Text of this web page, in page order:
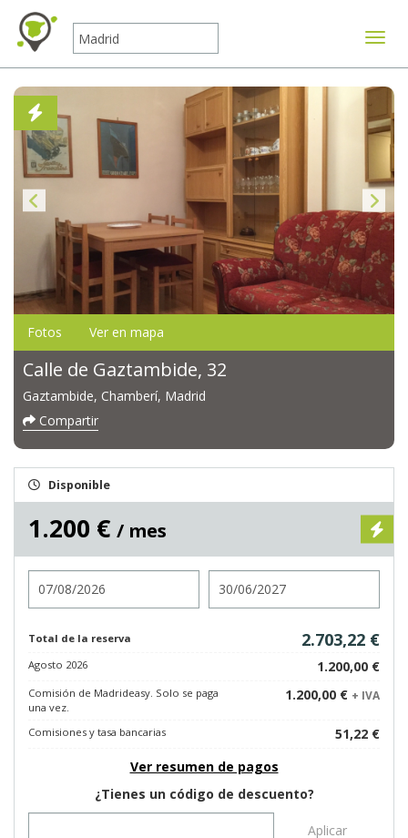
Fotos Ver en mapa
Calle de Gaztambide, 32
Gaztambide, Chamberí, Madrid
Compartir
Disponible
1.200 € / mes
Total de la reserva 2.703,22 €
Agosto 2026 1.200,00 €
Comisión de Madrideasy. Solo se paga
una vez.
1.200,00 € + IVA
Comisiones y tasa bancarias
51,22 €
Ver resumen de pagos
¿Tienes un código de descuento?
Aplicar